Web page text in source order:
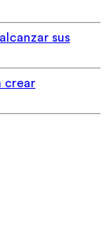
sus
crear